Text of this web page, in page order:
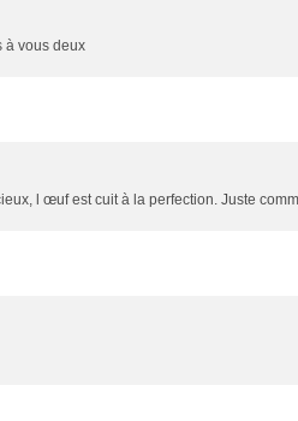
à vous deux
l œuf est cuit à la perfection. Juste